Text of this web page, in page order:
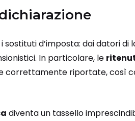
d’imposta: dai datori di
In particolare, le
correttamente riportate, così
diventa un tassello